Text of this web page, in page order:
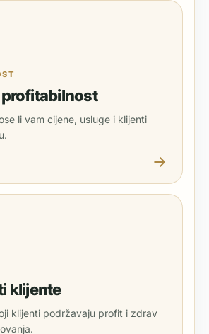
li vam cijene, usluge i klijenti
klijente
klijenti podržavaju profit i zdrav